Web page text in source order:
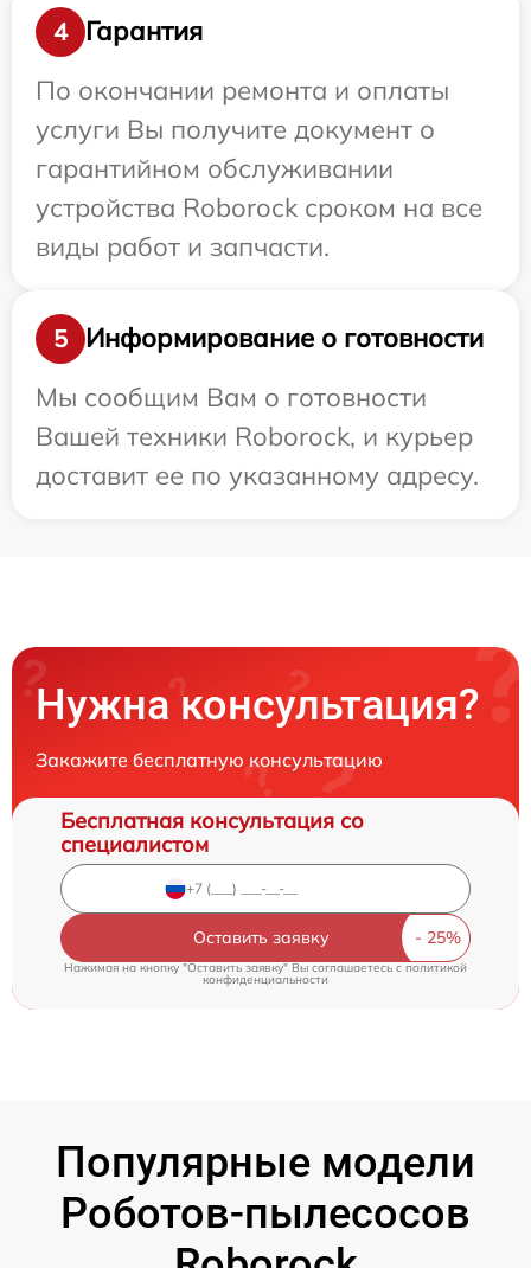
4
Гарантия
По окончании ремонта и оплаты
услуги Вы получите документ о
гарантийном обслуживании
устройства Roborock сроком на все
виды работ и запчасти.
5
Информирование о готовности
Мы сообщим Вам о готовности
Вашей техники Roborock, и курьер
доставит ее по указанному адресу.
Нужна консультация?
Закажите бесплатную консультацию
Бесплатная консультация со
специалистом
Оставить заявку
Нажимая на кнопку "Оставить заявку" Вы соглашаетесь cполитикой
конфиденциальности
Популярные модели
Роботов-пылесосов